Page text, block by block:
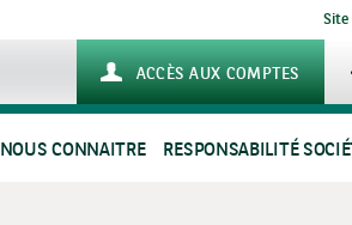
ACCÈS AUX COMPTES
NOUS CONNAITRE RESPONSABILITÉ